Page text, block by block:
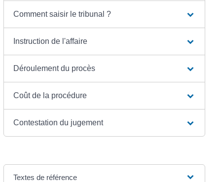
Comment saisir le tribunal ?
Instruction de l'affaire
Déroulement du procès
Coût de la procédure
Contestation du jugement
Textes de référence